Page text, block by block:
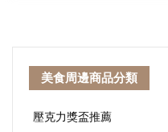
美食周邊商品分類
壓克力獎盃推薦